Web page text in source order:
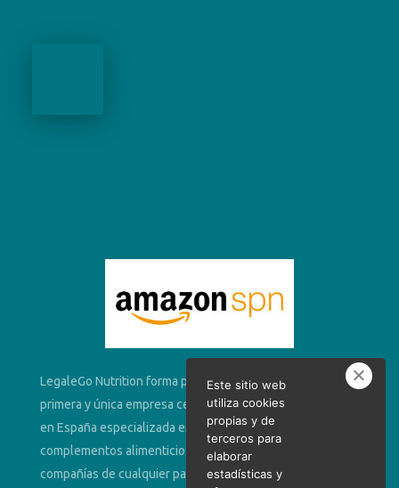
LegaleGo Nutrition forma parte de Amazon SPN. Somos la
primera y única empresa certificada por Amazon con sede
en España especializada en el cumplimento normativo de
complementos alimenticios que ofrece sus servicios a las
compañías de cualquier país del mundo que vendan ya o
Este sitio web
utiliza cookies
propias y de
terceros para
elaborar
estadísticas y